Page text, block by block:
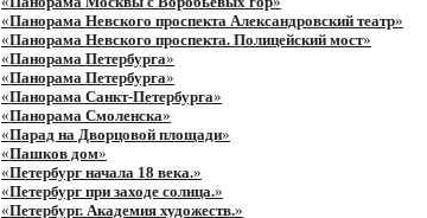
«Панорама Невского проспекта Александровский театр»
«Панорама Невского проспекта. Полицейский мост»
«Панорама Петербурга»
«Панорама Петербурга»
«Панорама Санкт-Петербурга»
«Панорама Смоленска»
«Парад на Дворцовой площади»
«Пашков дом»
«Петербург начала 18 века.»
«Петербург при заходе солнца.»
«Петербург. Академия художеств.»